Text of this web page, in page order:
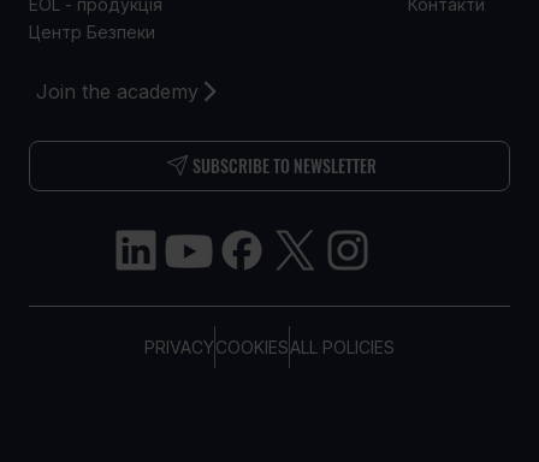
PRIVACYCOOKIESALL POLICIES
Join the academy
SUBSCRIBE TO NEWSLETTER
Центр Безпеки